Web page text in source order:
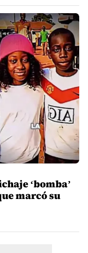
‘bomba’
marcó su